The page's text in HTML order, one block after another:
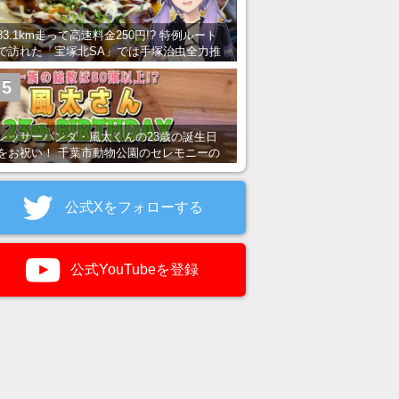
走って高速料金250円!? 特例ルート
訪れた「宝塚北SA」では手塚治虫全力推
＆関西グルメが楽しめる！
ッサーパンダ・風太くんの23歳の誕生日
お祝い！ 千葉市動物公園のセレモニーの
5
公式Xをフォローする
公式YouTubeを登録